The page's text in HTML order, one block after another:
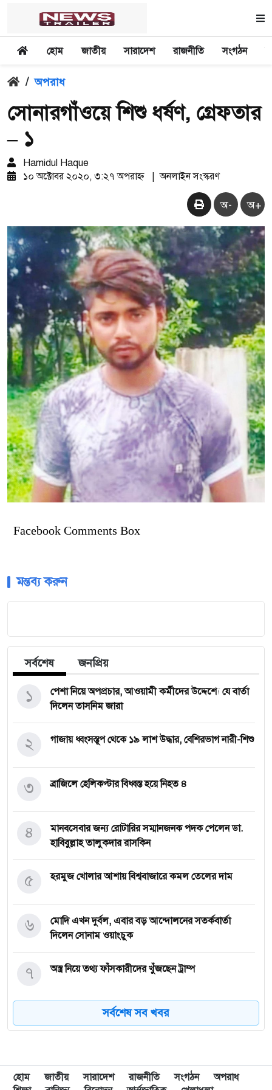
হোম জাতীয় সারাদেশ রাজনীতি সংগঠন
/ অপরাধ
সোনারগাঁওয়ে শিশু ধর্ষণ, গ্রেফতার
– ১
Hamidul Haque
১০ অক্টোবর ২০২০, ৩:২৭ অপরাহ্ন
অনলাইন সংস্করণ
অ- অ+
Facebook Comments Box
মন্তব্য করুন
সর্বশেষ জনপ্রিয়
পেশা নিয়ে অপপ্রচার, আওয়ামী কর্মীদের উদ্দেশ্যে যে বার্তা
দিলেন তাসনিম জারা
১
গাজায় ধ্বংসস্তূপ থেকে ১৯ লাশ উদ্ধার, বেশিরভাগ নারী-শিশু
২
ব্রাজিলে হেলিকপ্টার বিধ্বস্ত হয়ে নিহত ৪
৩
মানবসেবার জন্য রোটারির সম্মানজনক পদক পেলেন ডা.
হাবিবুল্লাহ তালুকদার রাসকিন
৪
হরমুজ খোলার আশায় বিশ্ববাজারে কমল তেলের দাম
৫
মোদি এখন দুর্বল, এবার বড় আন্দোলনের সতর্কবার্তা
দিলেন সোনাম ওয়াংচুক
৬
অস্ত্র নিয়ে তথ্য ফাঁসকারীদের খুঁজছেন ট্রাম্প
৭
দেশে স্বর্ণের দামে বড় লাফ
নিহত ৮
৯
সর্বশেষ সব খবর
হোম জাতীয় সারাদেশ রাজনীতি সংগঠন
অপরাধ